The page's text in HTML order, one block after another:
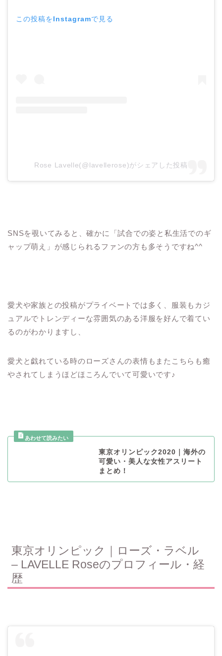
この投稿をInstagramで見る
Rose Lavelle(@lavellerose)がシェアした投稿
SNSを覗いてみると、確かに「試合での姿と私生活でのギ
ャップ萌え」が感じられるファンの方も多そうですね^^
愛犬や家族との投稿がプライベートでは多く、服装もカジ
ュアルでトレンディーな雰囲気のある洋服を好んで着てい
るのがわかりますし、
愛犬と戯れている時のローズさんの表情もまたこちらも癒
やされてしまうほどほころんでいて可愛いです♪
東京オリンピック2020｜海外の
可愛い・美人な女性アスリート
まとめ！
東京オリンピック｜ローズ・ラベル
– LAVELLE Roseのプロフィール・経
歴